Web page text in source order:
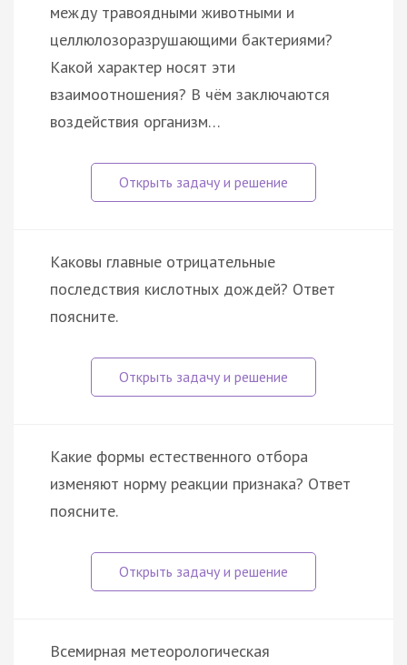
между травоядными животными и
целлюлозоразрушающими бактериями?
Какой характер носят эти
взаимоотношения? В чём заключаются
воздействия организм…
Каковы главные отрицательные
последствия кислотных дождей? Ответ
поясните.
Какие формы естественного отбора
изменяют норму реакции признака? Ответ
поясните.
Всемирная метеорологическая